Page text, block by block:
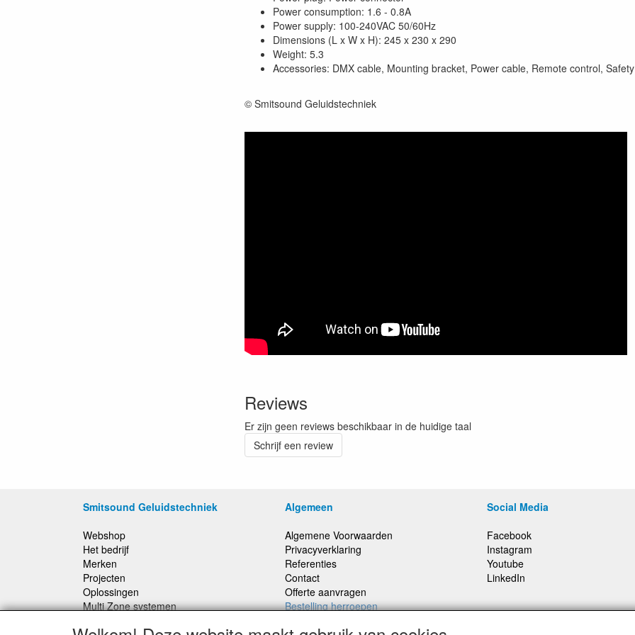
Power consumption: 1.6 - 0.8A
Power supply: 100-240VAC 50/60Hz
Dimensions (L x W x H): 245 x 230 x 290
Weight: 5.3
Accessories: DMX cable, Mounting bracket, Power cable, Remote control,
© Smitsound Geluidstechniek
Reviews
Er zijn geen reviews beschikbaar in de huidige taal
Schrijf een review
Smitsound Geluidstechniek
Webshop
Het bedrijf
Merken
Projecten
Oplossingen
Multi Zone systemen
Algemeen
Algemene Voorwaarden
Privacyverklaring
Referenties
Contact
Offerte aanvragen
Bestelling herroepen
Social Media
Facebook
Instagram
Youtube
LinkedIn